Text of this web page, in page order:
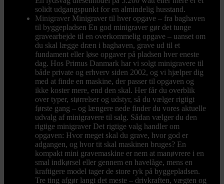
solidt udgangspunkt for en almindelig husstand.
Minigraver Minigraver til hver opgave – fra baghaven
til byggepladsen En god minigraver gør det tunge
gravearbejde til en overkommelig opgave – uanset om
du skal lægge dræn i baghaven, grave ud til et
fundament eller løse opgaver på pladsen hver eneste
dag. Hos Primus Danmark har vi solgt minigravere til
både private og erhverv siden 2002, og vi hjælper dig
med at finde en maskine, der passer til opgaven og
ikke koster mere, end den skal. Her får du overblik
over typer, størrelser og udstyr, så du vælger rigtigt
første gang – og længere nede finder du vores aktuelle
udvalg af minigravere til salg. Sådan vælger du den
rigtige minigraver Det rigtige valg handler om
opgaven: Hvor meget skal du grave, hvor god er
adgangen, og hvor tit skal maskinen bruges? En
kompakt mini gravemaskine er nem at manøvrere i en
smal indkørsel eller gennem en havelåge, mens en
kraftigere model tager de store ryk på byggepladsen.
Tre ting afgør langt det meste – drivkraften, vægten og